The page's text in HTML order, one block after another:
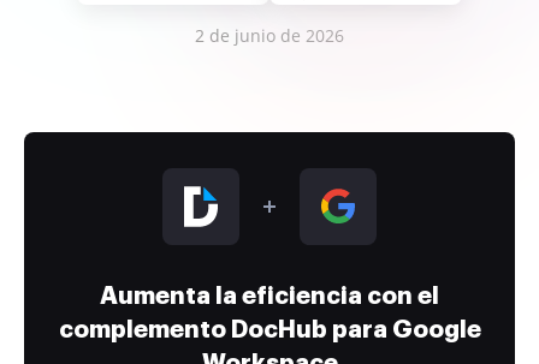
2 de junio de 2026
Aumenta la eficiencia con el
complemento DocHub para Google